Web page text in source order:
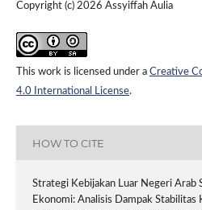
Copyright (c) 2026 Assyiffah Aulia
This work is licensed under a Creative
4.0 International License.
HOW TO CITE
Strategi Kebijakan Luar Negeri Arab
Ekonomi: Analisis Dampak Stabilitas